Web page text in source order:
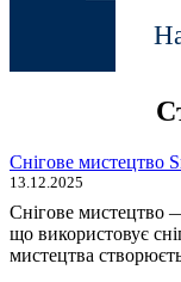
Снігове мистецтво
13.12.2025
Снігове мистецтво
що використовує
мистецтва